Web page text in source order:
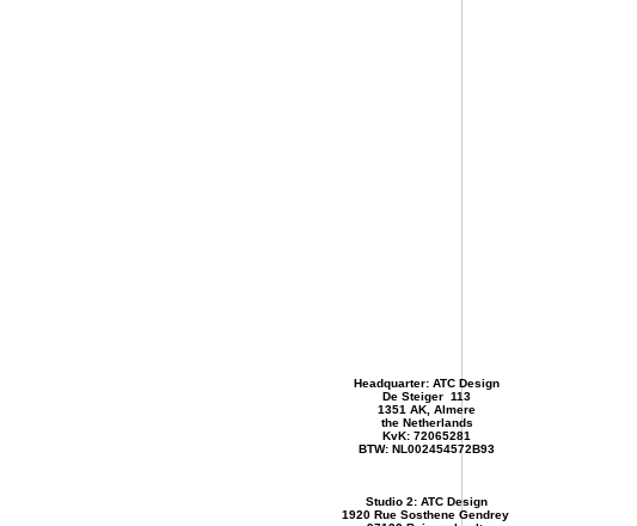
Headquarter: ATC Design
De Steiger 113
1351 AK, Almere
the Netherlands
KvK: 72065281
BTW: NL002454572B93
Studio 2: ATC Design
1920 Rue Sosthene Gendrey